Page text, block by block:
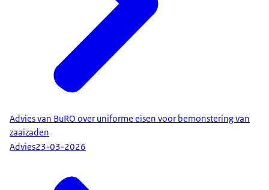
Advies van BuRO over uniforme eisen voor bemonstering van
zaaizaden
Advies23-03-2026